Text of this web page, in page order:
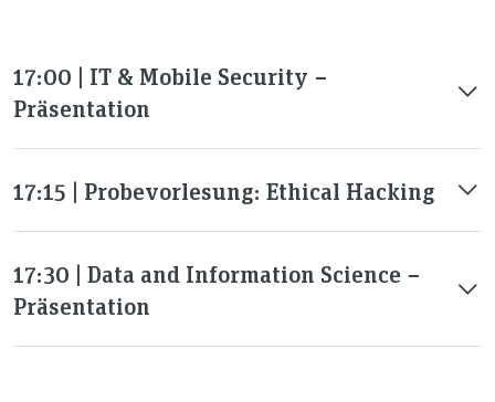
17:00 | IT & Mobile Security −
Präsentation
17:15 | Probevorlesung: Ethical Hacking
17:30 | Data and Information Science −
Präsentation